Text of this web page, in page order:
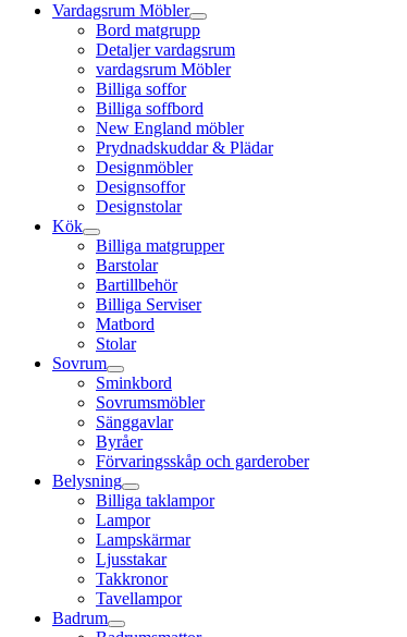
Vardagsrum Möbler
Bord matgrupp
Detaljer vardagsrum
vardagsrum Möbler
Billiga soffor
Billiga soffbord
New England möbler
Prydnadskuddar & Plädar
Designmöbler
Designsoffor
Designstolar
Kök
Billiga matgrupper
Barstolar
Bartillbehör
Billiga Serviser
Matbord
Stolar
Sovrum
Sminkbord
Sovrumsmöbler
Sänggavlar
Byråer
Förvaringsskåp och garderober
Belysning
Billiga taklampor
Lampor
Lampskärmar
Ljusstakar
Takkronor
Tavellampor
Badrum